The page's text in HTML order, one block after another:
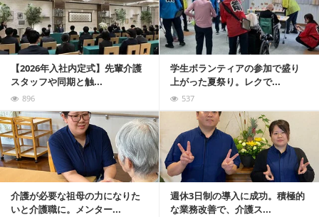
【2026年入社内定式】先輩介護
スタッフや同期と触...
896
学生ボランティアの参加で盛り
上がった夏祭り。レクで...
537
介護が必要な祖母の力になりた
いと介護職に。メンター...
週休3日制の導入に成功。積極的
な業務改善で、介護ス...
記事を読む